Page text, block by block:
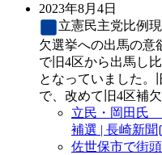
2023年8月4日
立憲民主党比例
欠選挙への出馬の意
で旧4区から出馬し
となっていました。
で、改めて旧4区補
立民・岡田氏
補選 | 長崎新聞
佐世保市で街